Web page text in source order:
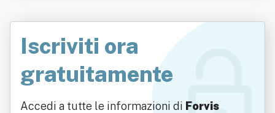
Iscriviti ora
gratuitamente
Accedi a tutte le informazioni di Forvis